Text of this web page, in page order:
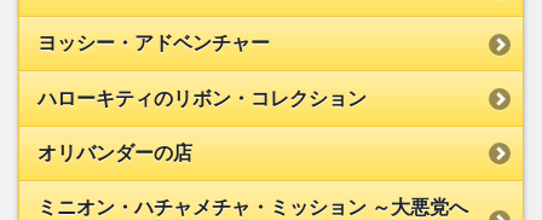
ヨッシー・アドベンチャー
ハローキティのリボン・コレクション
オリバンダーの店
ミニオン・ハチャメチャ・ミッション ～大悪党へ